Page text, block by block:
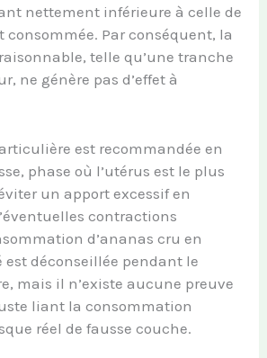
nettement inférieure à celle de
consommée. Par conséquent, la
telle qu’une tranche
ne génère pas d’effet à
est recommandée en
phase où l’utérus est le plus
un apport excessif en
contractions
d’ananas cru en
déconseillée pendant le
mais il n’existe aucune preuve
liant la consommation
réel de fausse couche.